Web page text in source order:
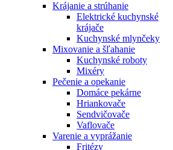
Krájanie a strúhanie
Elektrické kuchynské
krájače
Kuchynské mlynčeky
Mixovanie a šľahanie
Kuchynské roboty
Mixéry
Pečenie a opekanie
Domáce pekárne
Hriankovače
Sendvičovače
Vaflovače
Varenie a vyprážanie
Fritézy